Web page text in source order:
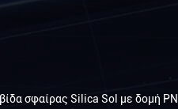
σφαίρας Silica Sol με δομή